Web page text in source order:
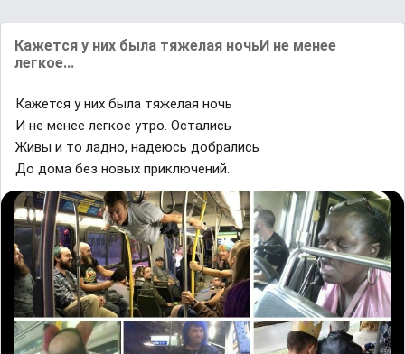
Кажется у них была тяжелая ночьИ не менее
легкое...
Кажется у них была тяжелая ночь
И не менее легкое утро. Остались
Живы и то ладно, надеюсь добрались
До дома без новых приключений.